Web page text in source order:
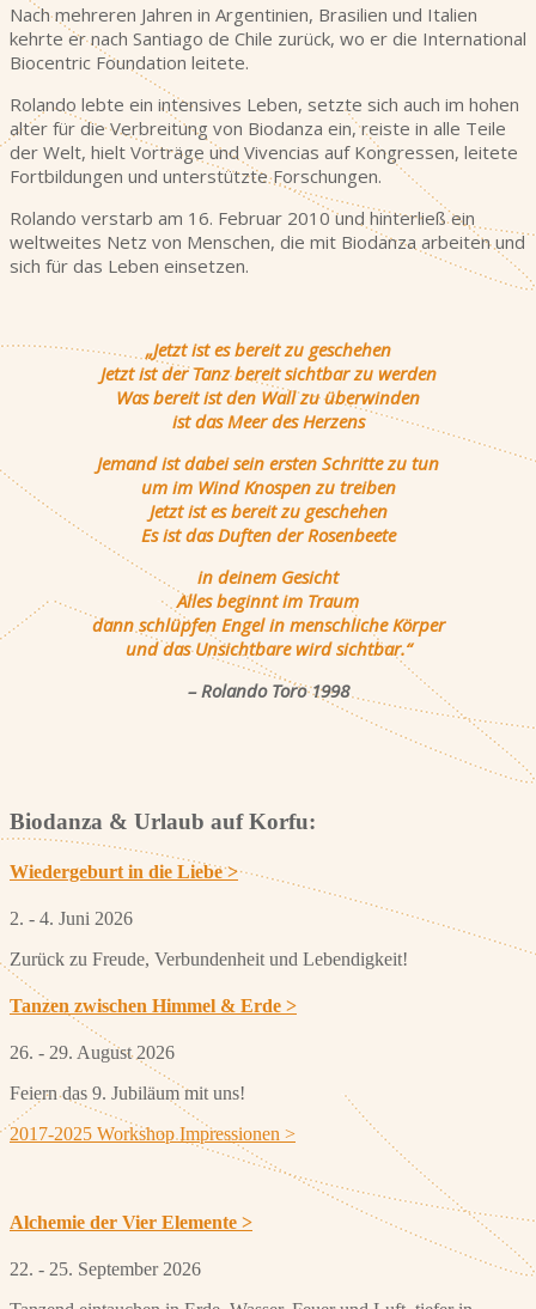
Nach mehreren Jahren in Argentinien, Brasilien und Italien
kehrte er nach Santiago de Chile zurück, wo er die International
Biocentric Foundation leitete.
Rolando lebte ein intensives Leben, setzte sich auch im hohen
alter für die Verbreitung von Biodanza ein, reiste in alle Teile
der Welt, hielt Vorträge und Vivencias auf Kongressen, leitete
Fortbildungen und unterstützte Forschungen.
Rolando verstarb am 16. Februar 2010 und hinterließ ein
weltweites Netz von Menschen, die mit Biodanza arbeiten und
sich für das Leben einsetzen.
„Jetzt ist es bereit zu geschehen
Jetzt ist der Tanz bereit sichtbar zu werden
Was bereit ist den Wall zu überwinden
ist das Meer des Herzens
Jemand ist dabei sein ersten Schritte zu tun
um im Wind Knospen zu treiben
Jetzt ist es bereit zu geschehen
Es ist das Duften der Rosenbeete
in deinem Gesicht
Alles beginnt im Traum
dann schlüpfen Engel in menschliche Körper
und das Unsichtbare wird sichtbar.“
– Rolando Toro 1998
Biodanza & Urlaub auf Korfu:
Wiedergeburt in die Liebe>
2. - 4. Juni 2026
Zurück zu Freude, Verbundenheit und Lebendigkeit!
Tanzen zwischen Himmel & Erde >
26. - 29. August 2026
Feiern das 9. Jubiläum mit uns!
2017-2025 Workshop Impressionen >
Alchemie der Vier Elemente >
22. - 25. September 2026